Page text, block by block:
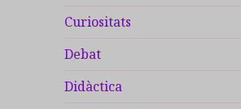
Curiositats
Debat
Didàctica